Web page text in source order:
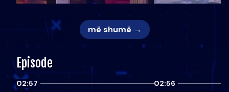
më shumë →
Episode
02:57 02:56